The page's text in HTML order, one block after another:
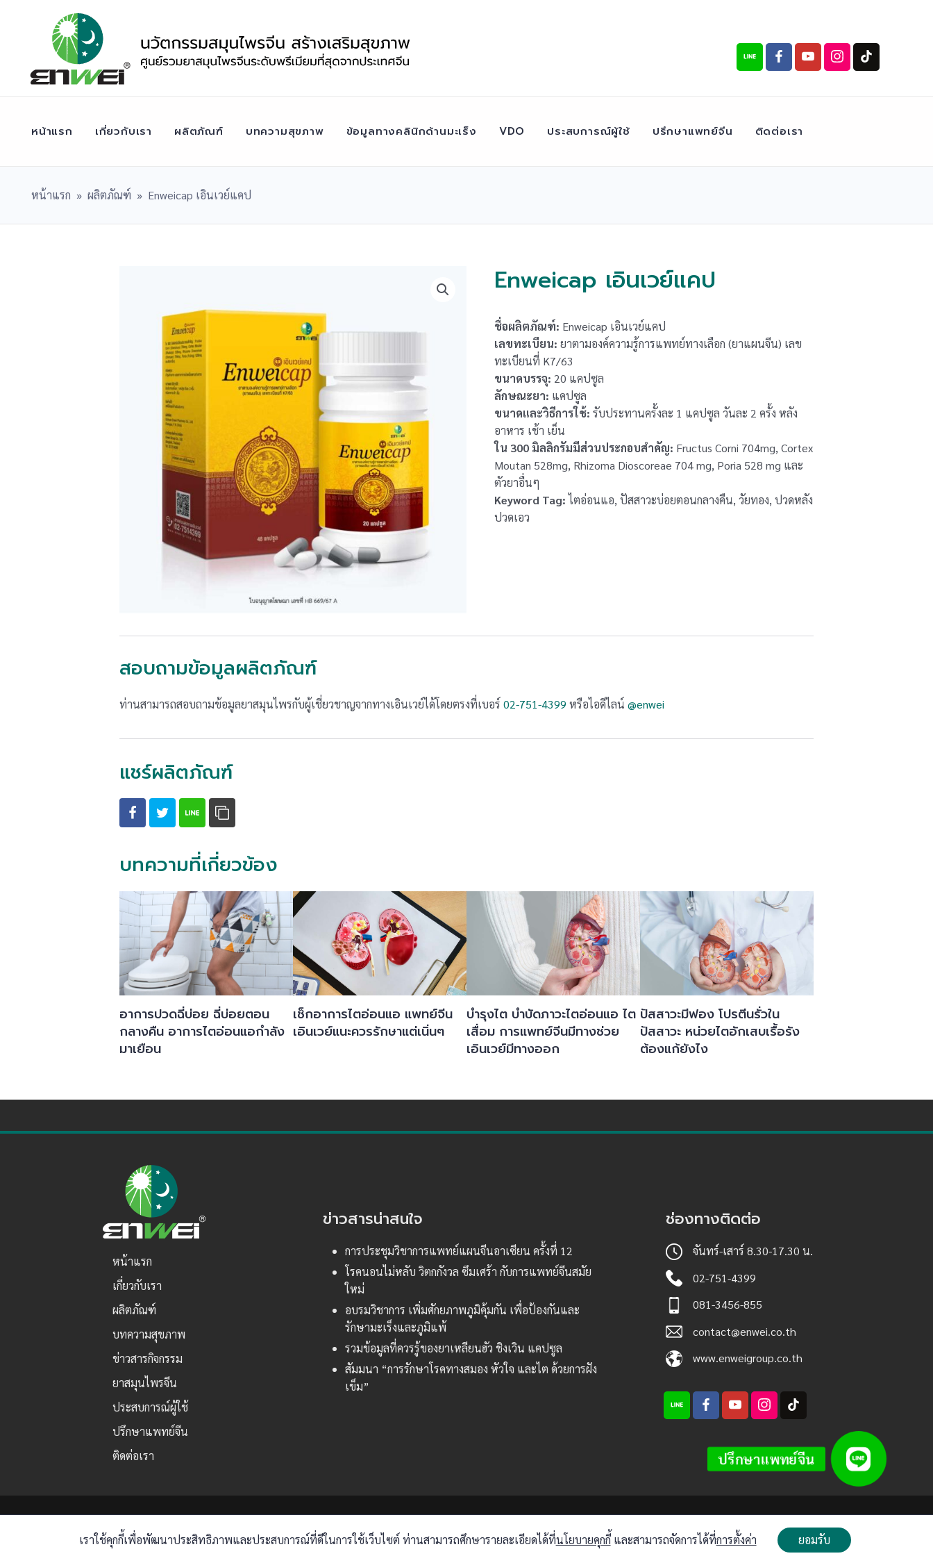
หน้าแรก เกี่ยวกับเรา ผลิตภัณฑ์ บทความสุขภาพ ข้อมูลทางคลินิกด้านมะเร็ง VDO ประสบการณ์ผู้ใช้ ปรึกษาแพทย์จีน ติดต่อเรา
หน้าแรก » ผลิตภัณฑ์ » Enweicap เอินเวย์แคป
Enweicap เอินเวย์แคป
ชื่อผลิตภัณฑ์: Enweicap เอินเวย์แคป
เลขทะเบียน: ยาตามองค์ความรู้การแพทย์ทางเลือก (ยาแผนจีน) เลข
ทะเบียนที่ K7/63
ขนาดบรรจุ: 20 แคปซูล
ลักษณะยา: แคปซูล
ขนาดและวิธีการใช้: รับประทานครั้งละ 1 แคปซูล วันละ 2 ครั้ง หลัง
อาหาร เช้า เย็น
ใน 300 มิลลิกรัมมีส่วนประกอบสำคัญ: Fructus Corni 704mg, Cortex
Moutan 528mg, Rhizoma Dioscoreae 704 mg, Poria 528 mg และ
ตัวยาอื่นๆ
Keyword Tag:ไตอ่อนแอ, ปัสสาวะบ่อยตอนกลางคืน, วัยทอง, ปวดหลัง
ปวดเอว
สอบถามข้อมูลผลิตภัณฑ์
ท่านสามารถสอบถามข้อมูลยาสมุนไพรกับผู้เชี่ยวชาญจากทางเอินเวย์ได้โดยตรงที่เบอร์ 02-751-4399 หรือไอดีไลน์ @enwei
แชร์ผลิตภัณฑ์
บทความที่เกี่ยวข้อง
อาการปวดฉี่บ่อย ฉี่บ่อยตอน
กลางคืน อาการไตอ่อนแอกำลัง
มาเยือน
เช็กอาการไตอ่อนแอ แพทย์จีน
เอินเวย์แนะควรรักษาแต่เนิ่นๆ
บำรุงไต บำบัดภาวะไตอ่อนแอ ไต
เสื่อม การแพทย์จีนมีทางช่วย
เอินเวย์มีทางออก
ปัสสาวะมีฟอง โปรตีนรั่วใน
ปัสสาวะ หน่วยไตอักเสบเรื้อรัง
ต้องแก้ยังไง
หน้าแรก
เกี่ยวกับเรา
ผลิตภัณฑ์
บทความสุขภาพ
ข่าวสารกิจกรรม
ยาสมุนไพรจีน
ประสบการณ์ผู้ใช้
ปรึกษาแพทย์จีน
ติดต่อเรา
ข่าวสารน่าสนใจ
การประชุมวิชาการแพทย์แผนจีนอาเซียน ครั้งที่ 12
โรคนอนไม่หลับ วิตกกังวล ซึมเศร้า กับการแพทย์จีนสมัย
ใหม่
อบรมวิชาการ เพิ่มศักยภาพภูมิคุ้มกัน เพื่อป้องกันและ
รักษามะเร็งและภูมิแพ้
รวมข้อมูลที่ควรรู้ของยาเหลียนฮัว ชิงเวิน แคปซูล
สัมมนา “การรักษาโรคทางสมอง หัวใจ และไต ด้วยการฝัง
เข็ม”
ช่องทางติดต่อ
จันทร์-เสาร์ 8.30-17.30 น.
02-751-4399
081-3456-855
contact@enwei.co.th
www.enweigroup.co.th
Copyright © 2026 ENWEI. All Rights Reserved.
Privacy Policy|Cookies Policy|ติดต่อเรา
ปรึกษาแพทย์จีน
เราใช้คุกกี้เพื่อพัฒนาประสิทธิภาพและประสบการณ์ที่ดีในการใช้เว็บไซต์ ท่านสามารถศึกษารายละเอียดได้ที่นโยบายคุกกี้และสามารถจัดการได้ที่การตั้งค่า ยอมรับ